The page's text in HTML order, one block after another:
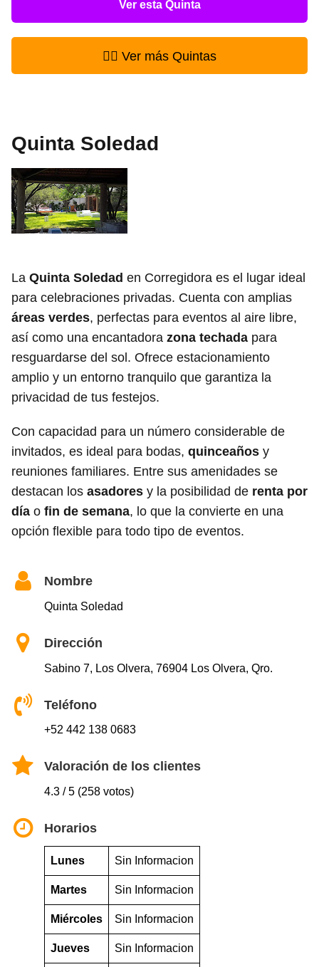
Ver esta Quinta
👉🏻 Ver más Quintas
Quinta Soledad
La Quinta Soledad en Corregidora es el lugar ideal
para celebraciones privadas. Cuenta con amplias
áreas verdes, perfectas para eventos al aire libre,
así como una encantadora zona techada para
resguardarse del sol. Ofrece estacionamiento
amplio y un entorno tranquilo que garantiza la
privacidad de tus festejos.
Con capacidad para un número considerable de
invitados, es ideal para bodas, quinceaños y
reuniones familiares. Entre sus amenidades se
destacan los asadores y la posibilidad de renta por
día o fin de semana, lo que la convierte en una
opción flexible para todo tipo de eventos.
Nombre
Quinta Soledad
Dirección
Sabino 7, Los Olvera, 76904 Los Olvera, Qro.
Teléfono
+52 442 138 0683
Valoración de los clientes
4.3 / 5 (258 votos)
Horarios
Lunes Sin Informacion
Martes Sin Informacion
Miércoles Sin Informacion
Jueves Sin Informacion